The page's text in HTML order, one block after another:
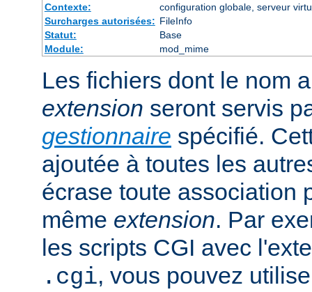
Contexte:
configuration globale, serveur
Surcharges autorisées: FileInfo
Statut:
Base
Module:
mod_mime
Les fichiers dont le nom
extension seront servis
gestionnaire spécifié.
ajoutée à toutes les
écrase toute association
même extension. Par
les scripts CGI avec
.cgi, vous pouvez